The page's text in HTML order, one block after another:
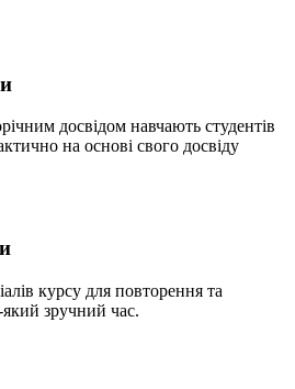
досвідом навчають студентів
на основі свого досвіду
курсу для повторення та
який зручний час.